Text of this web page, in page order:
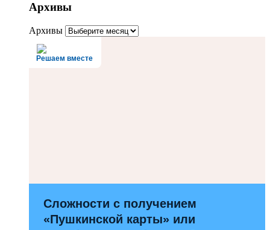
Архивы
Архивы
Решаем вместе
Сложности с получением
«Пушкинской карты» или